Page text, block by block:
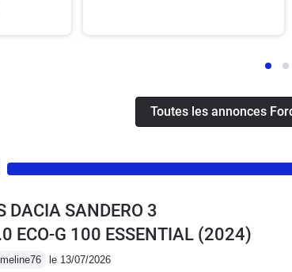
Toutes les annonces
DACIA SANDERO 3
ECO-G 100 ESSENTIAL (2024)
le 13/07/2026